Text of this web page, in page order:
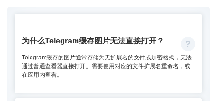
为什么Telegram缓存图片无法直接打开？
Telegram缓存的图片通常存储为无扩展名的文件或加密格式，无法
通过普通查看器直接打开。需要使用对应的文件扩展名重命名，或
在应用内查看。